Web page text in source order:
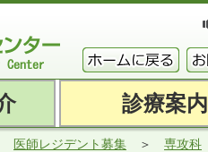
診療案内
医師レジデント募集 専攻科